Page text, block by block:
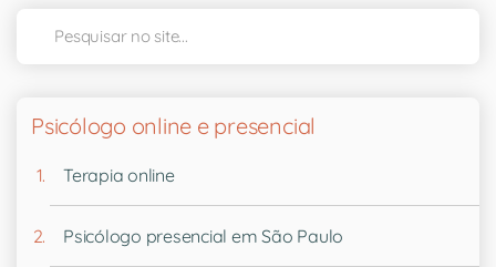
Psicólogo online e presencial
Terapia online
Psicólogo presencial em São Paulo